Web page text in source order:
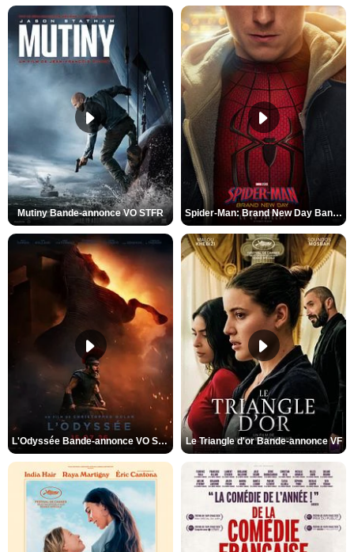
Mutiny Bande-annonce VO STFR Spider-Man: Brand New Day Bande-annonce VO STFR
L'Odyssée Bande-annonce VO STFR Le Triangle d'or Bande-annonce VF